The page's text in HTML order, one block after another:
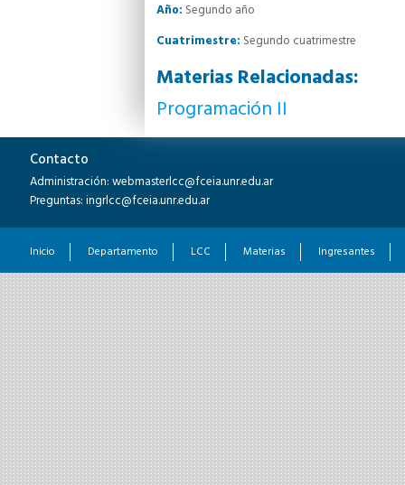
Año: Segundo año
Cuatrimestre: Segundo cuatrimestre
Materias Relacionadas:
Programación II
Contacto
Administración: webmasterlcc@fceia.unr.edu.ar
Preguntas: ingrlcc@fceia.unr.edu.ar
Inicio Departamento LCC Materias Ingresantes